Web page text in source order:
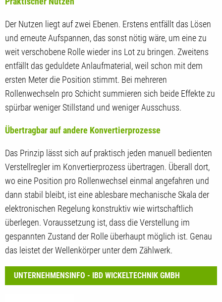
Der Nutzen liegt auf zwei Ebenen. Erstens entfällt das Lösen
und erneute Aufspannen, das sonst nötig wäre, um eine zu
weit verschobene Rolle wieder ins Lot zu bringen. Zweitens
entfällt das geduldete Anlaufmaterial, weil schon mit dem
ersten Meter die Position stimmt. Bei mehreren
Rollenwechseln pro Schicht summieren sich beide Effekte zu
spürbar weniger Stillstand und weniger Ausschuss.
Übertragbar auf andere Konvertierprozesse
Das Prinzip lässt sich auf praktisch jeden manuell bedienten
Verstellregler im Konvertierprozess übertragen. Überall dort,
wo eine Position pro Rollenwechsel einmal angefahren und
dann stabil bleibt, ist eine ablesbare mechanische Skala der
elektronischen Regelung konstruktiv wie wirtschaftlich
überlegen. Voraussetzung ist, dass die Verstellung im
gespannten Zustand der Rolle überhaupt möglich ist. Genau
das leistet der Wellenkörper unter dem Zählwerk.
UNTERNEHMENSINFO - IBD WICKELTECHNIK GMBH